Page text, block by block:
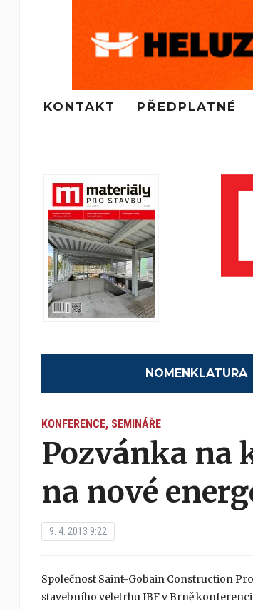
KONTAKT PŘEDPLATNÉ
NOMENKLATURA
KONFERENCE, SEMINÁŘE
Pozvánka na
na nové
9. 4. 2013 9:22
Společnost Saint-Gobain Construction
stavebního veletrhu IBF v Brně konferenci